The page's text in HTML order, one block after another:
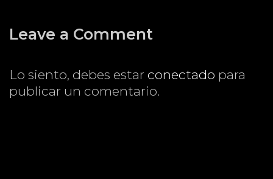
Leave a Comment
Lo siento, debes estar conectado para
publicar un comentario.